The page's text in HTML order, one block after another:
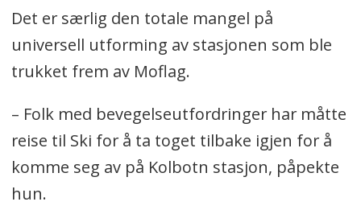
Det er særlig den totale mangel på
universell utforming av stasjonen som ble
trukket frem av Moflag.
– Folk med bevegelseutfordringer har måtte
reise til Ski for å ta toget tilbake igjen for å
komme seg av på Kolbotn stasjon, påpekte
hun.